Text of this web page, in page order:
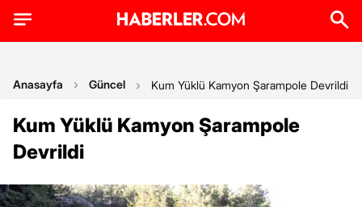
Anasayfa Güncel Kum Yüklü Kamyon Şarampole Devrildi
Kum Yüklü Kamyon Şarampole
Devrildi